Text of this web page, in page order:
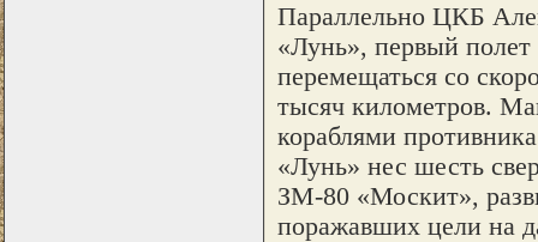
Параллельно ЦКБ
«Лунь», первый полет
перемещаться со
тысяч километров.
кораблями
«Лунь» нес шесть
ЗМ-80 «Москит»,
поражавших цели на